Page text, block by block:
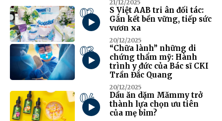
21/12/2025
02
S Việt AAB tri ân đối tác:
Gắn kết bền vững, tiếp sức
vươn xa
20/12/2025
03
“Chữa lành” những di
chứng thẩm mỹ: Hành
trình y đức của Bác sĩ CKI
Trần Đắc Quang
20/12/2025
04
Dầu ăn dặm Mămmy trở
thành lựa chọn ưu tiên
của mẹ bỉm?